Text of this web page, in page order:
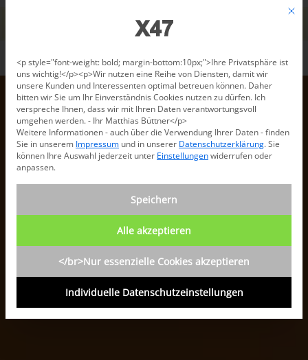
X47@X47.com
Mit
Datenschutzeinstellungen
<p style="font-weight: bold; margin-bottom:10px;">Ihre Privatsphäre ist
uns wichtig!</p><p>Wir nutzen eine Reihe von Diensten, damit wir
unsere Kunden und Interessenten optimal betreuen können. Daher
bitten wir Sie um Ihr Einverständnis Cookies nutzen zu dürfen. Ich
verspreche Ihnen, dass wir mit Ihren Daten verantwortungsvoll
umgehen werden. - Ihr Matthias Büttner</p>
Weitere Informationen - auch über die Verwendung Ihrer Daten - finden
Sie in unserem Impressum und in unserer Datenschutzerklärung.Sie
können Ihre Auswahl jederzeit unter Einstellungenwiderrufen oder
anpassen.
Speichern
Alle akzeptieren
</br>Nur essenzielle Cookies akzeptieren
Individuelle Datenschutzeinstellungen